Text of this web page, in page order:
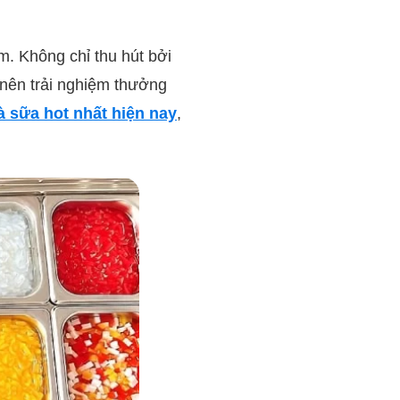
Không chỉ thu hút bởi
trải nghiệm thưởng
sữa hot nhất hiện nay,